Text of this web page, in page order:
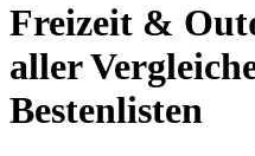
Freizeit &
aller
Bestenlisten